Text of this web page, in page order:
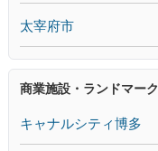
太宰府市
商業施設・ランドマーク
キャナルシティ博多